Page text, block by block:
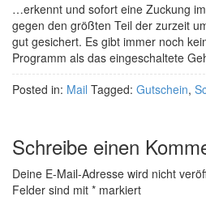
…erkennt und sofort eine Zuckung
gegen den größten Teil der zurzeit
gut gesichert. Es gibt immer noch
Programm als das eingeschaltete
Posted in: Mail Tagged: Gutschein,
Schreibe einen
Deine E-Mail-Adresse wird nicht
Felder sind mit * markiert